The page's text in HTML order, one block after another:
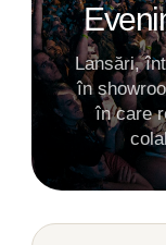
Lansări,
în
în care